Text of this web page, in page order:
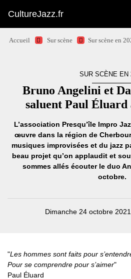
CultureJazz.fr
Accueil Sur scène Sur scène en
SUR SCÈNE EN
Bruno Angelini et
saluent Paul Éluard
L’association Presqu’île Impro
œuvre dans la région de
musiques improvisées et du jazz
beau projet qu’on applaudit et
sommes allés écouter le duo
octobre.
Dimanche 24 octobre
"Les hommes sont faits pour
Pour se comprendre pour s’aimer"
Paul Éluard